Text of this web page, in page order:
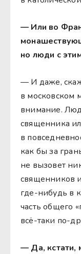
— Или во
но люди с
— И даже,
в московском
внимание.
священника
в
как бы за
не вызовет
священников
где-нибудь в
часть общего
всё-таки по-
— Да, кстати,